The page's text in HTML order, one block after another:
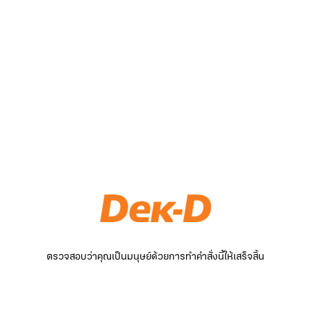
ตรวจสอบว่าคุณเป็นมนุษย์ด้วยการทำคำสั่งนี้ให้เสร็จสิ้น